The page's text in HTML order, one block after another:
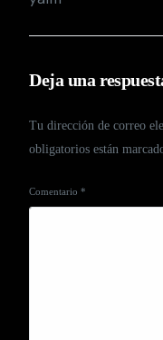
Deja una
Tu dirección de correo
obligatorios están
Comentario*